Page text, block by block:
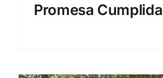
Promesa Cumplida